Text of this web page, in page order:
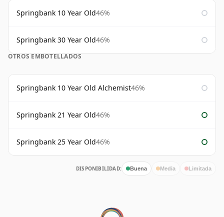
Springbank 10 Year Old46%
Springbank 30 Year Old46%
OTROS EMBOTELLADOS
Springbank 10 Year Old Alchemist46%
Springbank 21 Year Old46%
Springbank 25 Year Old46%
DISPONIBILIDAD: Buena Media Limitada